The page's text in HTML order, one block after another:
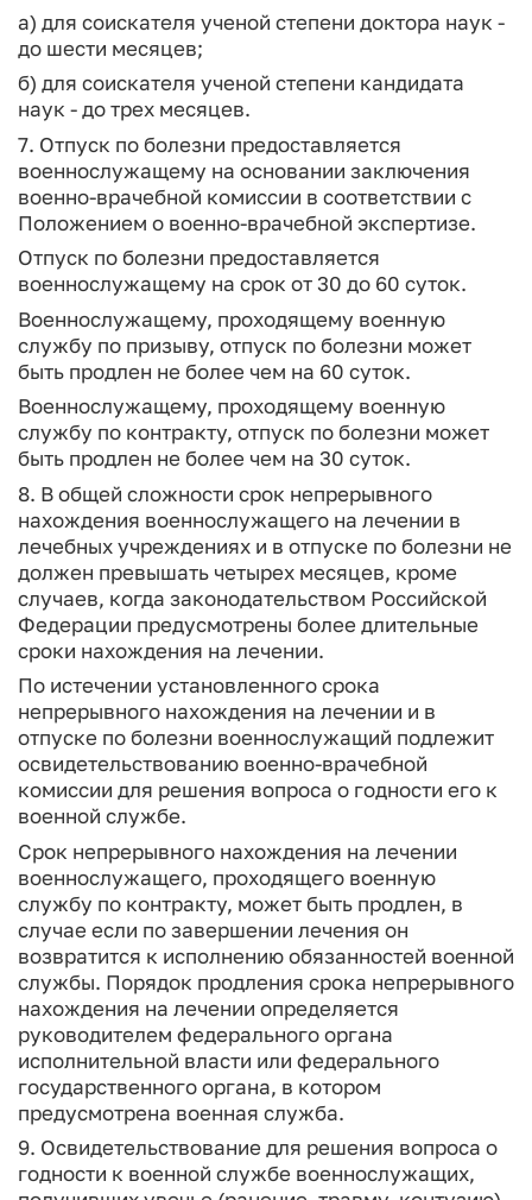
а) для соискателя ученой степени доктора наук -
до шести месяцев;
б) для соискателя ученой степени кандидата
наук - до трех месяцев.
7. Отпуск по болезни предоставляется
военнослужащему на основании заключения
военно-врачебной комиссии в соответствии с
Положением о военно-врачебной экспертизе.
Отпуск по болезни предоставляется
военнослужащему на срок от 30 до 60 суток.
Военнослужащему, проходящему военную
службу по призыву, отпуск по болезни может
быть продлен не более чем на 60 суток.
Военнослужащему, проходящему военную
службу по контракту, отпуск по болезни может
быть продлен не более чем на 30 суток.
8. В общей сложности срок непрерывного
нахождения военнослужащего на лечении в
лечебных учреждениях и в отпуске по болезни не
должен превышать четырех месяцев, кроме
случаев, когда законодательством Российской
Федерации предусмотрены более длительные
сроки нахождения на лечении.
По истечении установленного срока
непрерывного нахождения на лечении и в
отпуске по болезни военнослужащий подлежит
освидетельствованию военно-врачебной
комиссии для решения вопроса о годности его к
военной службе.
Срок непрерывного нахождения на лечении
военнослужащего, проходящего военную
службу по контракту, может быть продлен, в
случае если по завершении лечения он
возвратится к исполнению обязанностей военной
службы. Порядок продления срока непрерывного
нахождения на лечении определяется
руководителем федерального органа
исполнительной власти или федерального
государственного органа, в котором
предусмотрена военная служба.
9. Освидетельствование для решения вопроса о
годности к военной службе военнослужащих,